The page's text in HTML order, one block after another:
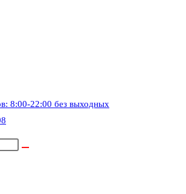
8:00-22:00 без выходных